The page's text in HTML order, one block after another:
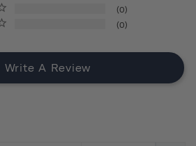
0
0
Write A Review